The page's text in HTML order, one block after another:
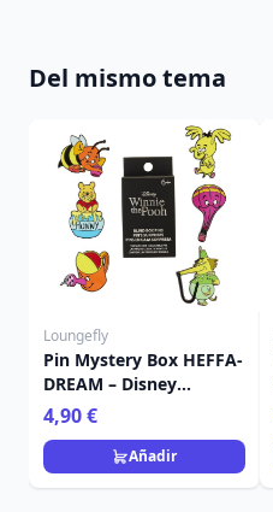
Del mismo tema
Loungefly
Pin Mystery Box HEFFA-
DREAM – Disney
Loungefly Winnie the
Pooh
4,90 €
Añadir